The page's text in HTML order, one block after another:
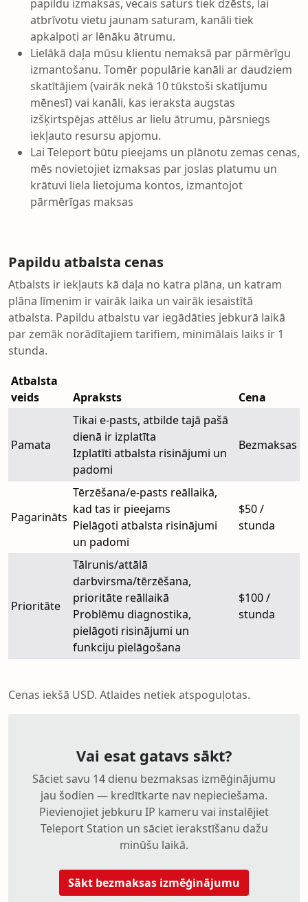
papildu izmaksas, vecais saturs tiek dzēsts, lai
atbrīvotu vietu jaunam saturam, kanāli tiek
apkalpoti ar lēnāku ātrumu.
Lielākā daļa mūsu klientu nemaksā par pārmērīgu
izmantošanu. Tomēr populārie kanāli ar daudziem
skatītājiem (vairāk nekā 10 tūkstoši skatījumu
mēnesī) vai kanāli, kas ieraksta augstas
izšķirtspējas attēlus ar lielu ātrumu, pārsniegs
iekļauto resursu apjomu.
Lai Teleport būtu pieejams un plānotu zemas cenas,
mēs novietojiet izmaksas par joslas platumu un
krātuvi liela lietojuma kontos, izmantojot
pārmērīgas maksas
Papildu atbalsta cenas
Atbalsts ir iekļauts kā daļa no katra plāna, un katram
plāna līmenim ir vairāk laika un vairāk iesaistītā
atbalsta. Papildu atbalstu var iegādāties jebkurā laikā
par zemāk norādītajiem tarifiem, minimālais laiks ir 1
stunda.
Atbalsta
veids
Apraksts Cena
Pamata
Tikai e-pasts, atbilde tajā pašā
dienā ir izplatīta
Izplatīti atbalsta risinājumi un
padomi
Bezmaksas
Pagarināts
Tērzēšana/e-pasts reāllaikā,
kad tas ir pieejams
Pielāgoti atbalsta risinājumi
un padomi
$50 /
stunda
Prioritāte
Tālrunis/attālā
darbvirsma/tērzēšana,
prioritāte reāllaikā
Problēmu diagnostika,
pielāgoti risinājumi un
funkciju pielāgošana
$100 /
stunda
Cenas iekšā USD. Atlaides netiek atspoguļotas.
Vai esat gatavs sākt?
Sāciet savu 14 dienu bezmaksas izmēģinājumu
jau šodien — kredītkarte nav nepieciešama.
Pievienojiet jebkuru IP kameru vai instalējiet
Teleport Station un sāciet ierakstīšanu dažu
minūšu laikā.
Sākt bezmaksas izmēģinājumu